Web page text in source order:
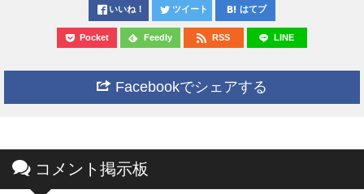
いいね！ ツイート はてブ
Pocket Feedly RSS LINE
Facebookでシェアする
コメント掲示板